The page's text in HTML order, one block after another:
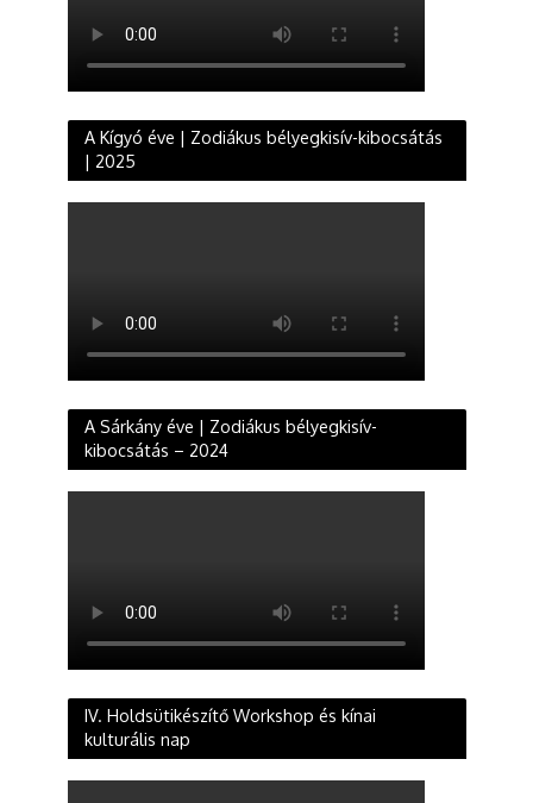
A Kígyó éve | Zodiákus bélyegkisív-kibocsátás
| 2025
A Sárkány éve | Zodiákus bélyegkisív-
kibocsátás – 2024
IV. Holdsütikészítő Workshop és kínai
kulturális nap